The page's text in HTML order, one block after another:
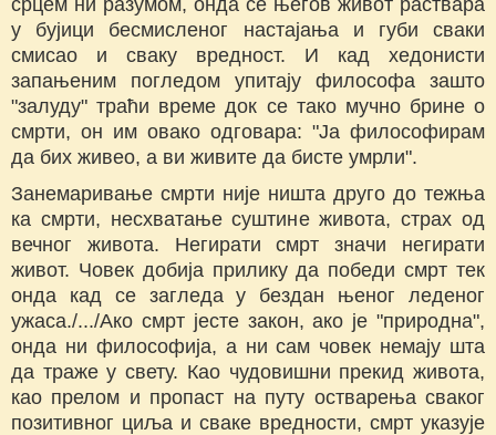
у бујици бесмисленог настајања и губи сваки
смисао и сваку вредност. И кад хедонисти
запањеним погледом упитају философа зашто
"залуду" траћи време док се тако мучно брине о
смрти, он им овако одговара: "Ја философирам
да бих живео, а ви живите да бисте умрли".
Занемаривање смрти није ништа друго до тежња
ка смрти, несхватање суштине живота, страх од
вечног живота. Негирати смрт значи негирати
живот. Човек добија прилику да победи смрт тек
онда кад се загледа у бездан њеног леденог
ужаса./.../Ако смрт јесте закон, ако је "природна",
онда ни философија, а ни сам човек немају шта
да траже у свету. Као чудовишни прекид живота,
као прелом и пропаст на путу оствapeњa сваког
позитивног циља и сваке вредности, смрт указује